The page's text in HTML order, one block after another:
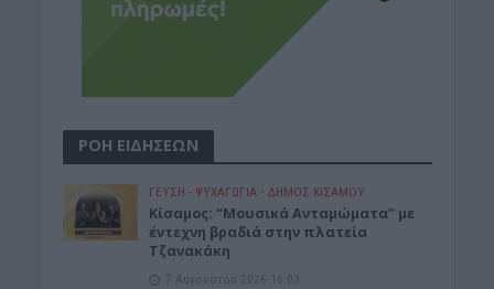
ΡΟΗ ΕΙΔΗΣΕΩΝ
ΓΕΎΣΗ - ΨΥΧΑΓΩΓΊΑ • ΔΉΜΟΣ ΚΙΣΆΜΟΥ
Κίσαμος: “Μουσικά Ανταμώματα” με
έντεχνη βραδιά στην πλατεία
Τζανακάκη
7 Αυγούστου 2026 16:03